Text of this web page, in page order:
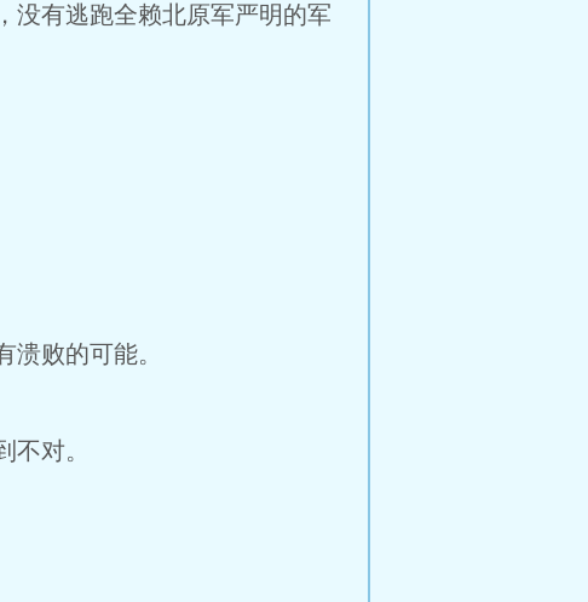
没有逃跑全赖北原军严明的军
败的可能。
对。